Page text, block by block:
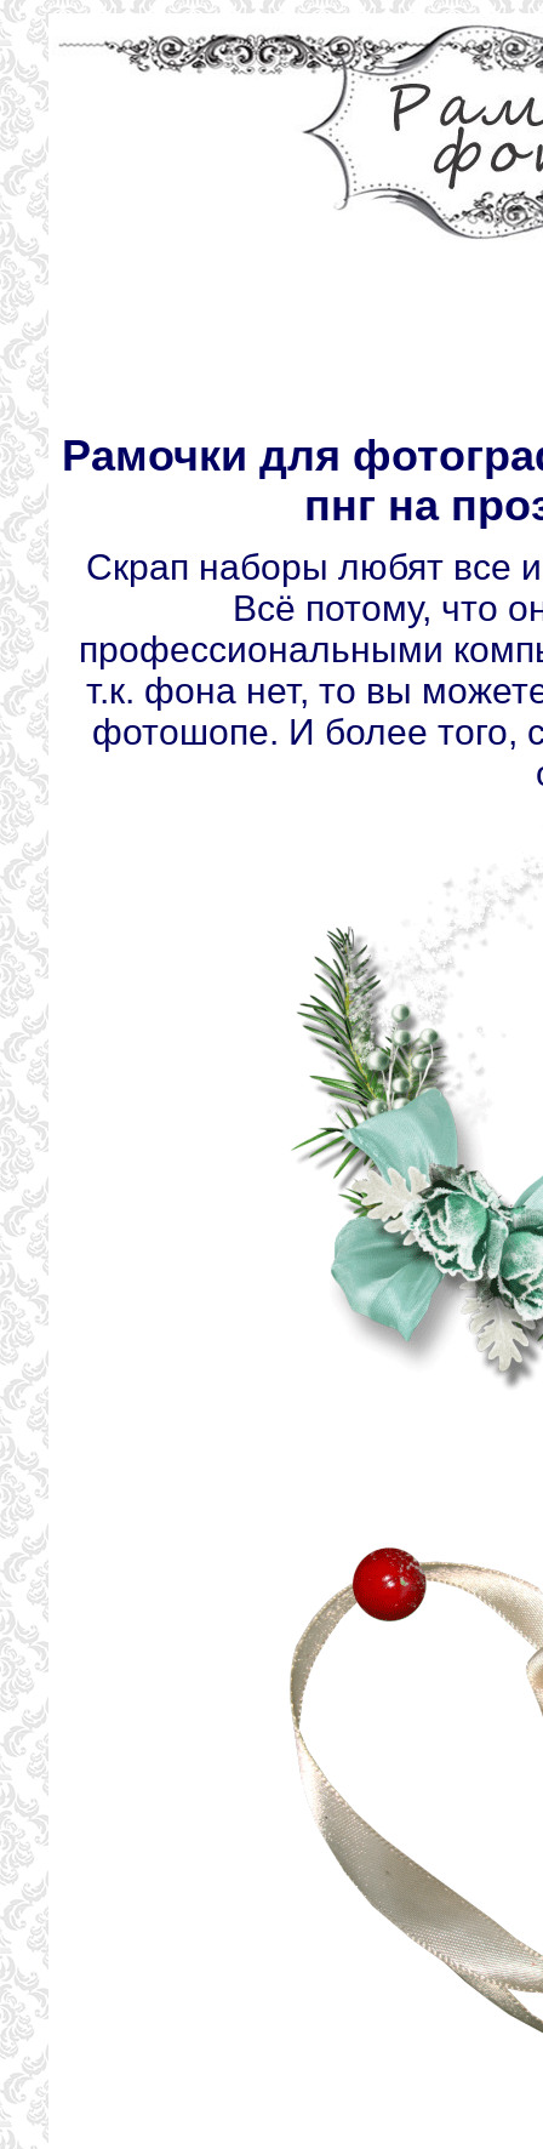
Рамочки для
пнг на
Скрап наборы любят все
Всё потому, что
профессиональными
т.к. фона нет, то вы
фотошопе. И более того,